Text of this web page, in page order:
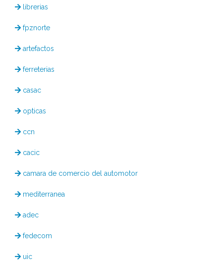
librerias
fpznorte
artefactos
ferreterias
casac
opticas
ccn
cacic
camara de comercio del automotor
mediterranea
adec
fedecom
uic